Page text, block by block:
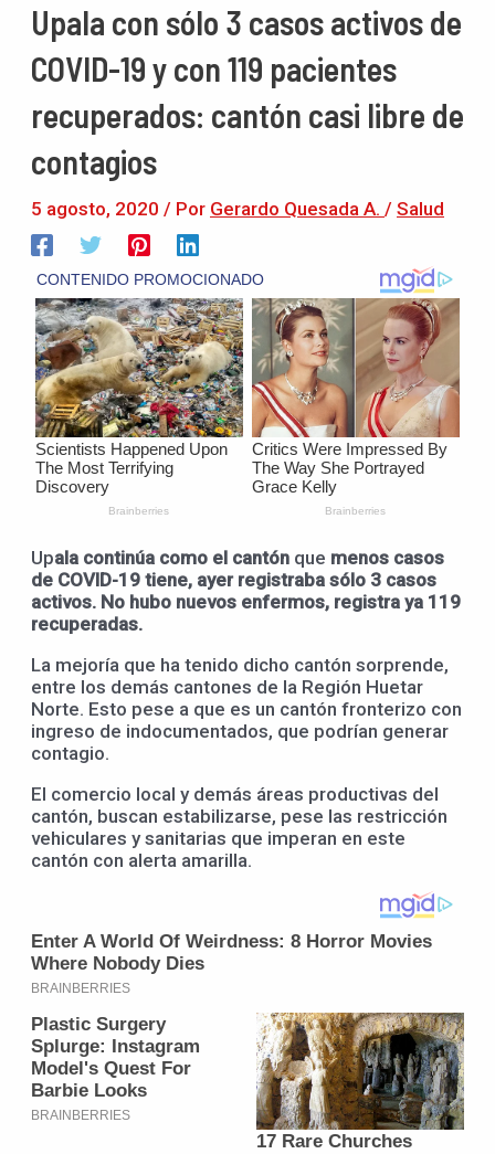
Upala con sólo 3 casos activos de
COVID-19 y con 119 pacientes
recuperados: cantón casi libre de
contagios
5 agosto, 2020 / Por Gerardo Quesada A. / Salud
Upala continúa como el cantón que menos casos
de COVID-19 tiene, ayer registraba sólo 3 casos
activos. No hubo nuevos enfermos, registra ya 119
recuperadas.
La mejoría que ha tenido dicho cantón sorprende,
entre los demás cantones de la Región Huetar
Norte. Esto pese a que es un cantón fronterizo con
ingreso de indocumentados, que podrían generar
contagio.
El comercio local y demás áreas productivas del
cantón, buscan estabilizarse, pese las restricción
vehiculares y sanitarias que imperan en este
cantón con alerta amarilla.